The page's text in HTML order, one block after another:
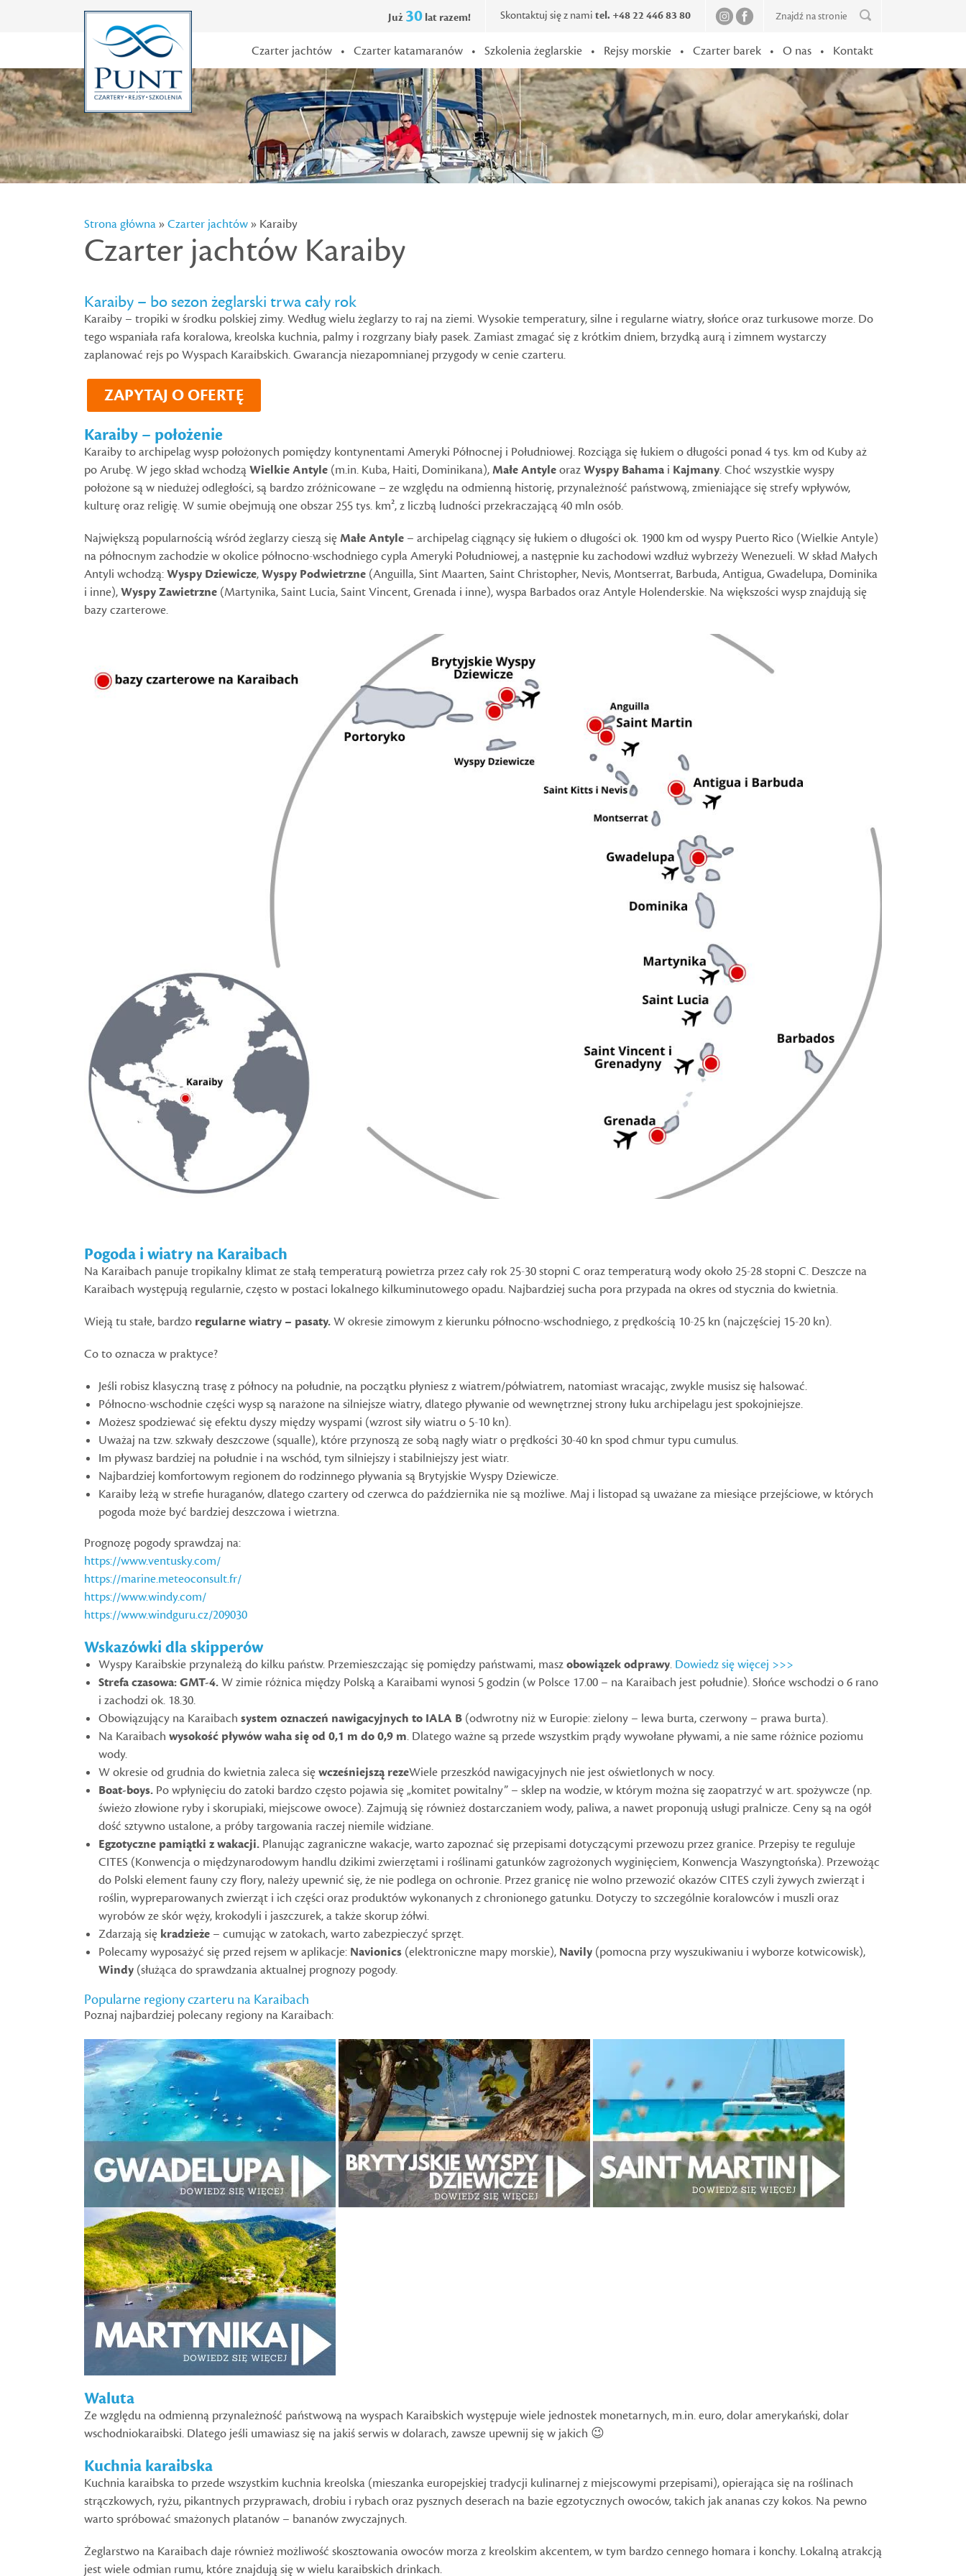
Skontaktuj się z nami tel. +48 22 446 83 80
Już 30 lat razem!
Czarter jachtów • Czarter katamaranów • Szkolenia żeglarskie • Rejsy morskie • Czarter barek • O nas • Kontakt
Strona główna»Czarter jachtów» Karaiby
Czarter jachtów Karaiby
Karaiby – bo sezon żeglarski trwa cały rok
Karaiby – tropiki w środku polskiej zimy. Według wielu żeglarzy to raj na ziemi. Wysokie temperatury, silne i regularne wiatry, słońce oraz turkusowe morze. Do
tego wspaniała rafa koralowa, kreolska kuchnia, palmy i rozgrzany biały pasek. Zamiast zmagać się z krótkim dniem, brzydką aurą i zimnem wystarczy
zaplanować rejs po Wyspach Karaibskich. Gwarancja niezapomnianej przygody w cenie czarteru.
ZAPYTAJ O OFERTĘ
Karaiby – położenie
Karaiby to archipelag wysp położonych pomiędzy kontynentami Ameryki Północnej i Południowej. Rozciąga się łukiem o długości ponad 4 tys. km od Kuby aż
po Arubę. W jego skład wchodząWielkie Antyle (m.in. Kuba, Haiti, Dominikana),Małe AntyleorazWyspy Bahama i Kajmany. Choć wszystkie wyspy
położone są w niedużej odległości, są bardzo zróżnicowane – ze względu na odmienną historię, przynależność państwową, zmieniające się strefy wpływów,
kulturę oraz religię. W sumie obejmują one obszar 255 tys. km², z liczbą ludności przekraczającą 40 mln osób.
Największą popularnością wśród żeglarzy cieszą sięMałe Antyle – archipelag ciągnący się łukiem o długości ok. 1900 km od wyspy Puerto Rico (Wielkie Antyle)
na północnym zachodzie w okolice północno-wschodniego cypla Ameryki Południowej, a następnie ku zachodowi wzdłuż wybrzeży Wenezueli. W skład Małych
Antyli wchodzą:Wyspy Dziewicze,Wyspy Podwietrzne (Anguilla, Sint Maarten, Saint Christopher, Nevis, Montserrat, Barbuda, Antigua, Gwadelupa, Dominika
i inne),Wyspy Zawietrzne (Martynika, Saint Lucia, Saint Vincent, Grenada i inne), wyspa Barbados oraz Antyle Holenderskie. Na większości wysp znajdują się
bazy czarterowe.
Pogoda i wiatry na Karaibach
Na Karaibach panuje tropikalny klimat ze stałą temperaturą powietrza przez cały rok 25-30 stopni C oraz temperaturą wody około 25-28 stopni C. Deszcze na
Karaibach występują regularnie, często w postaci lokalnego kilkuminutowego opadu. Najbardziej sucha pora przypada na okres od stycznia do kwietnia.
Wieją tu stałe, bardzo regularne wiatry – pasaty.W okresie zimowym z kierunku północno-wschodniego, z prędkością 10-25 kn (najczęściej 15-20 kn).
Co to oznacza w praktyce?
Jeśli robisz klasyczną trasę z północy na południe, na początku płyniesz z wiatrem/półwiatrem, natomiast wracając, zwykle musisz się halsować.
Północno-wschodnie części wysp są narażone na silniejsze wiatry, dlatego pływanie od wewnętrznej strony łuku archipelagu jest spokojniejsze.
Możesz spodziewać się efektu dyszy między wyspami (wzrost siły wiatru o 5-10 kn).
Uważaj na tzw. szkwały deszczowe (squalle), które przynoszą ze sobą nagły wiatr o prędkości 30-40 kn spod chmur typu cumulus.
Im pływasz bardziej na południe i na wschód, tym silniejszy i stabilniejszy jest wiatr.
Najbardziej komfortowym regionem do rodzinnego pływania są Brytyjskie Wyspy Dziewicze.
Karaiby leżą w strefie huraganów, dlatego czartery od czerwca do października nie są możliwe.Maj i listopad są uważane za miesiące przejściowe, w których
pogoda może być bardziej deszczowa i wietrzna.
Prognozę pogody sprawdzaj na:
https://www.ventusky.com/
https://marine.meteoconsult.fr/
https://www.windy.com/
https://www.windguru.cz/209030
Wskazówki dla skipperów
Wyspy Karaibskie przynależą do kilku państw. Przemieszczając się pomiędzy państwami, maszobowiązek odprawy. Dowiedz się więcej >>>
Strefa czasowa: GMT-4.W zimie różnica między Polską a Karaibami wynosi 5 godzin (w Polsce 17.00 – na Karaibach jest południe). Słońce wschodzi o 6 rano
i zachodzi ok. 18.30.
Obowiązujący na Karaibach system oznaczeń nawigacyjnych to IALA B (odwrotny niż w Europie: zielony – lewa burta, czerwony – prawa burta).
Na Karaibach wysokość pływów waha się od 0,1 m do 0,9 m. Dlatego ważne są przede wszystkim prądy wywołane pływami, a nie same różnice poziomu
wody.
W okresie od grudnia do kwietnia zaleca sięwcześniejszą rezeWiele przeszkód nawigacyjnych nie jest oświetlonych w nocy.
Boat-boys. Po wpłynięciu do zatoki bardzo często pojawia się „komitet powitalny” – sklep na wodzie, w którym można się zaopatrzyć w art. spożywcze (np.
świeżo złowione ryby i skorupiaki, miejscowe owoce). Zajmują się również dostarczaniem wody, paliwa, a nawet proponują usługi pralnicze. Ceny są na ogół
dość sztywno ustalone, a próby targowania raczej niemile widziane.
Egzotyczne pamiątki z wakacji. Planując zagraniczne wakacje, warto zapoznać się przepisami dotyczącymi przewozu przez granice. Przepisy te reguluje
CITES (Konwencja o międzynarodowym handlu dzikimi zwierzętami i roślinami gatunków zagrożonych wyginięciem, Konwencja Waszyngtońska). Przewożąc
do Polski element fauny czy flory, należy upewnić się, że nie podlega on ochronie. Przez granicę nie wolno przewozić okazów CITES czyli żywych zwierząt i
roślin, wypreparowanych zwierząt i ich części oraz produktów wykonanych z chronionego gatunku. Dotyczy to szczególnie koralowców i muszli oraz
wyrobów ze skór węży, krokodyli i jaszczurek, a także skorup żółwi.
Zdarzają się kradzieże – cumując w zatokach, warto zabezpieczyć sprzęt.
Polecamy wyposażyć się przed rejsem w aplikacje: Navionics (elektroniczne mapy morskie), Navily (pomocna przy wyszukiwaniu i wyborze kotwicowisk),
Windy (służąca do sprawdzania aktualnej prognozy pogody.
Popularne regiony czarteru na Karaibach
Poznaj najbardziej polecany regiony na Karaibach:
Waluta
Ze względu na odmienną przynależność państwową na wyspach Karaibskich występuje wiele jednostek monetarnych, m.in. euro, dolar amerykański, dolar
wschodniokaraibski. Dlatego jeśli umawiasz się na jakiś serwis w dolarach, zawsze upewnij się w jakich 😉
Kuchnia karaibska
Kuchnia karaibska to przede wszystkim kuchnia kreolska (mieszanka europejskiej tradycji kulinarnej z miejscowymi przepisami), opierająca się na roślinach
strączkowych, ryżu, pikantnych przyprawach, drobiu i rybach oraz pysznych deserach na bazie egzotycznych owoców, takich jak ananas czy kokos. Na pewno
warto spróbować smażonych platanów – bananów zwyczajnych.
Żeglarstwo na Karaibach daje również możliwość skosztowania owoców morza z kreolskim akcentem, w tym bardzo cennego homara i konchy. Lokalną atrakcją
jest wiele odmian rumu, które znajdują się w wielu karaibskich drinkach.